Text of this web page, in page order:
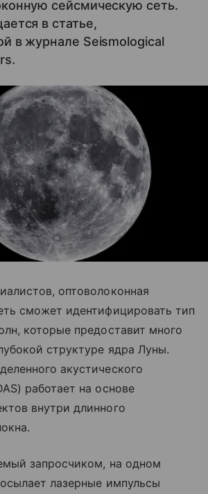
сейсмическую сеть.
в статье,
в журнале Seismological
оптоволоконная
сможет идентифицировать тип
которые предоставит много
структуре ядра Луны.
акустического
работает на основе
внутри длинного
запросчиком, на одном
лазерные импульсы